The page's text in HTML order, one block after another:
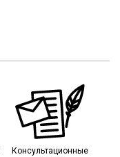
Консультационные